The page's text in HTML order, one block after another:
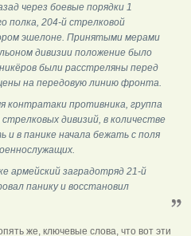
через боевые порядки 1
полка, 204-й стрелковой
эшелоне. Принятыми мерами
дивизии положение было
были расстреляны перед
на передовую линию фронта.
контратаки противника, группа
дивизий, в количестве
и в панике начала бежать с поля
армейский заградотряд 21-й
панику и восстановил
же, ключевые слова, что вот эти